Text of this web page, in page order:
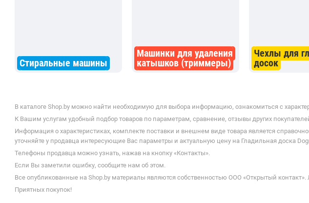
Стиральные машины
Машинки для удаления
катышков (триммеры)
Чехлы для
досок
В каталоге Shop.by можно найти необходимую для выбора информацию, ознакомиться с
К Вашим услугам удобный подбор товаров по параметрам, сравнение, отзывы других
Информация о характеристиках, комплекте поставки и внешнем виде товара является
уточняйте у продавца интересующие Вас параметры и актуальную цену на Гладильная доска
Телефоны продавца можно узнать, нажав на кнопку «Контакты».
Если Вы заметили ошибку, сообщите нам об этом.
Все опубликованные на Shop.by материалы являются собственностью ООО «Открытый
Приятных покупок!